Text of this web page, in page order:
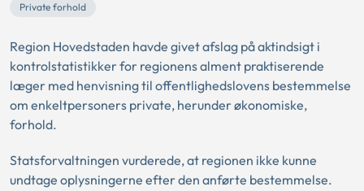
Private forhold
Region Hovedstaden havde givet afslag på aktindsigt i
kontrolstatistikker for regionens alment praktiserende
læger med henvisning til offentlighedslovens bestemmelse
om enkeltpersoners private, herunder økonomiske,
forhold.
Statsforvaltningen vurderede, at regionen ikke kunne
undtage oplysningerne efter den anførte bestemmelse.